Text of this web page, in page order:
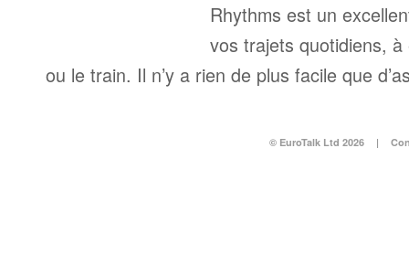
Rhythms est un
vos trajets quotidiens,
ou le train. Il n’y a rien de plus facile que
© EuroTalk Ltd 2026 |